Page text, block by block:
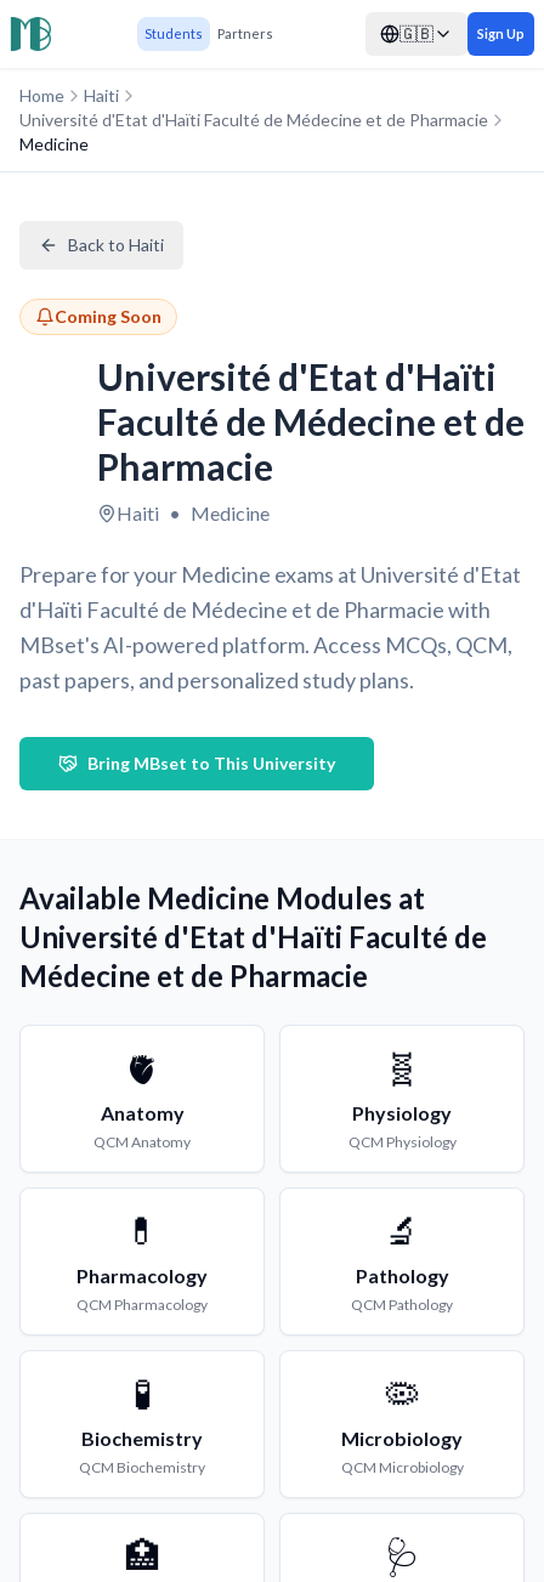
Students Partners 🇬🇧 Sign Up
Home
Haiti
Université d'Etat d'Haïti Faculté de Médecine et de Pharmacie
Medicine
Back to Haiti
Coming Soon
Université d'Etat d'Haïti
Faculté de Médecine et de
Pharmacie
Haiti • Medicine
Prepare for your Medicine exams at Université d'Etat
d'Haïti Faculté de Médecine et de Pharmacie with
MBset's AI-powered platform. Access MCQs, QCM,
past papers, and personalized study plans.
Bring MBset to This University
Available Medicine Modules at
Université d'Etat d'Haïti Faculté de
Médecine et de Pharmacie
🫀
Anatomy
QCM Anatomy
🧬
Physiology
QCM Physiology
💊
Pharmacology
QCM Pharmacology
🔬
Pathology
QCM Pathology
🧪
Biochemistry
QCM Biochemistry
🦠
Microbiology
QCM Microbiology
🏥 🩺